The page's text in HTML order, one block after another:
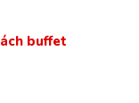
buffet